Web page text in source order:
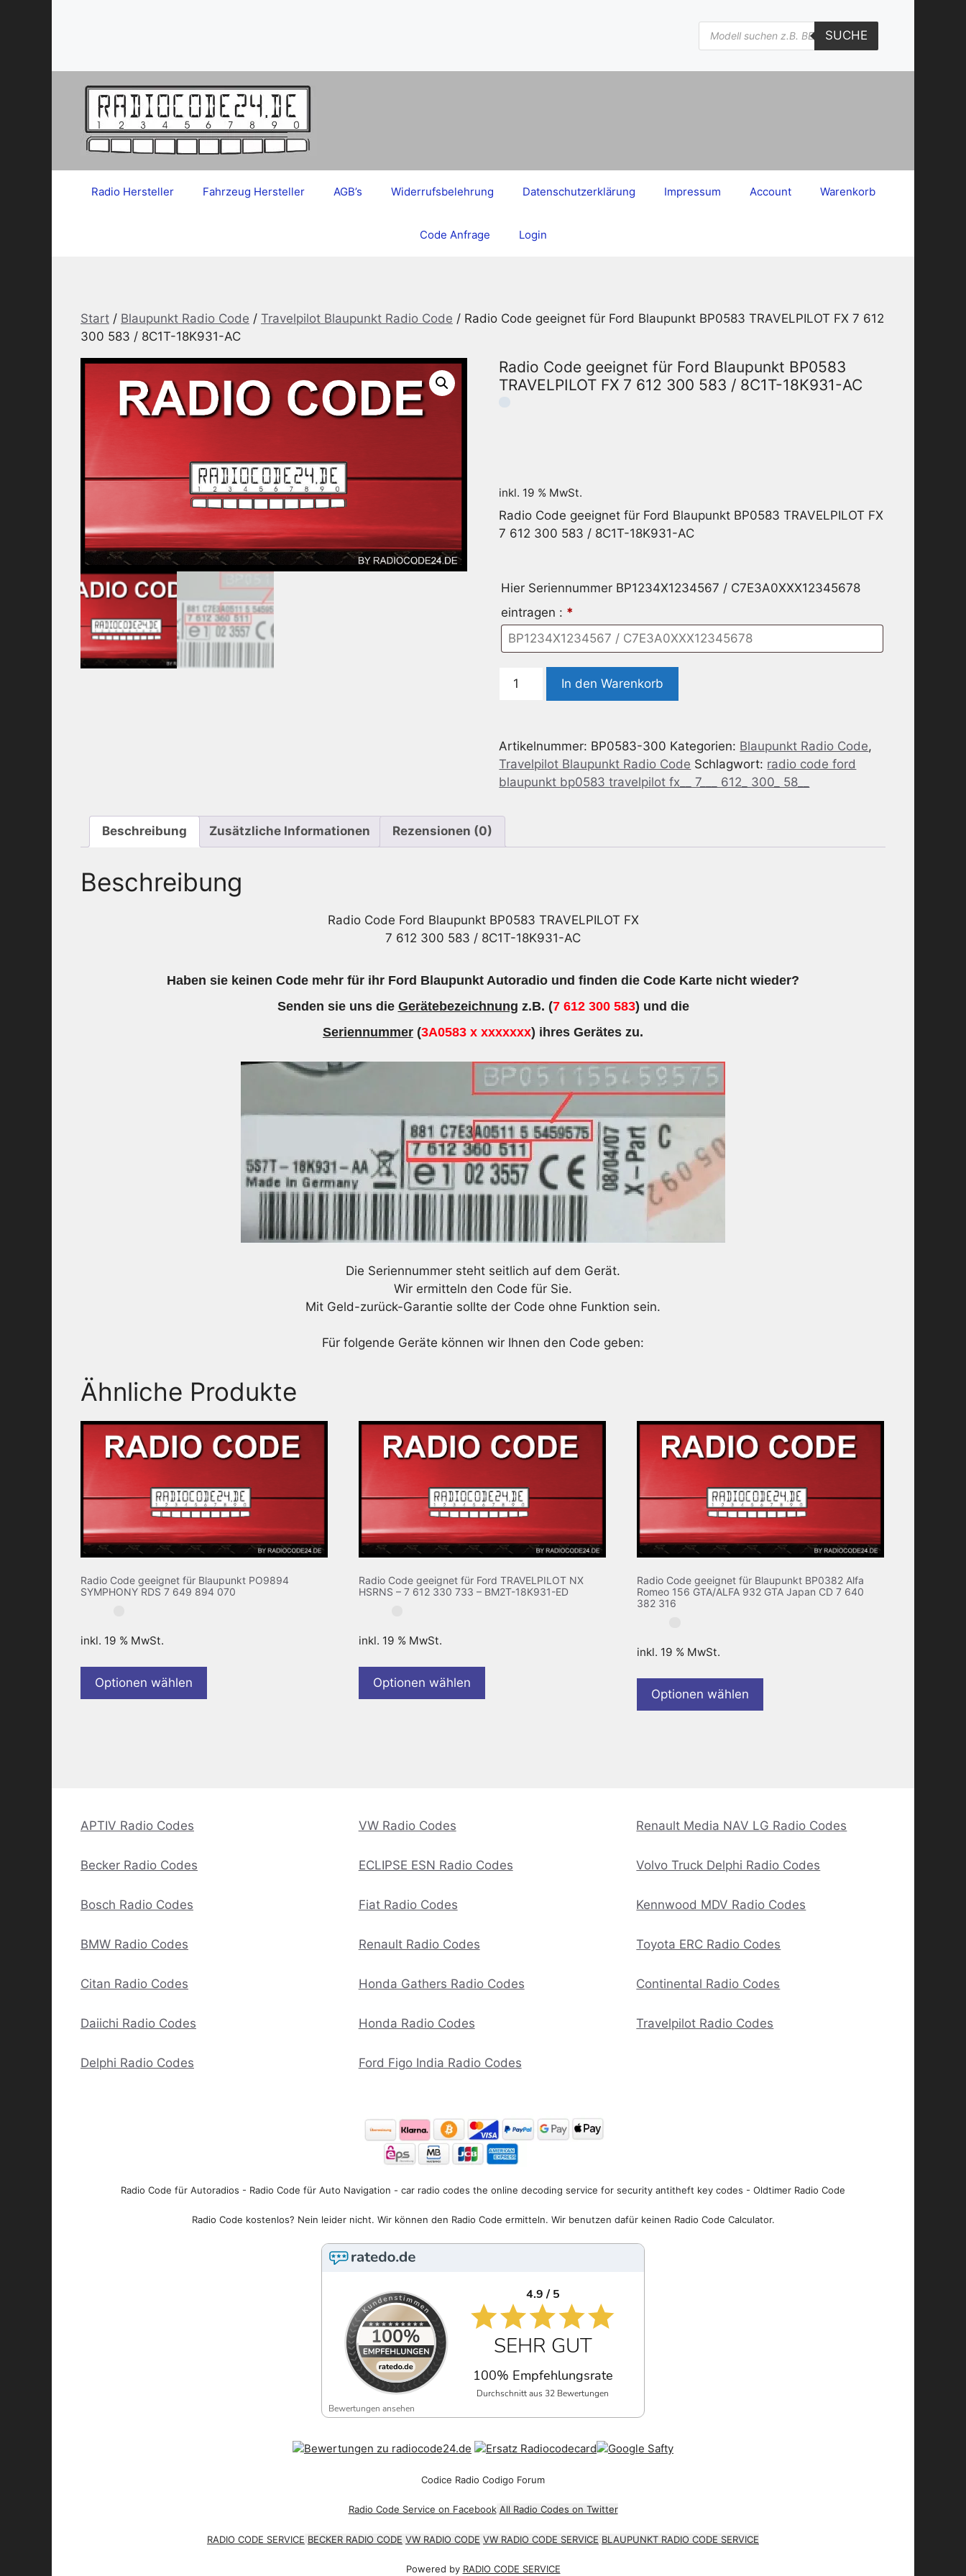
Products
search
SUCHE
Radio Hersteller Fahrzeug Hersteller AGB’s Widerrufsbelehrung Datenschutzerklärung Impressum Account Warenkorb
Code Anfrage Login
Start / Blaupunkt Radio Code / Travelpilot Blaupunkt Radio Code / Radio Code geeignet für Ford Blaupunkt BP0583 TRAVELPILOT FX 7 612
300 583 / 8C1T-18K931-AC
Radio Code geeignet für Ford Blaupunkt BP0583
TRAVELPILOT FX 7 612 300 583 / 8C1T-18K931-AC
inkl. 19 % MwSt.
Radio Code geeignet für Ford Blaupunkt BP0583 TRAVELPILOT FX
7 612 300 583 / 8C1T-18K931-AC
Hier Seriennummer BP1234X1234567 / C7E3A0XXX12345678
eintragen : *
Code
Ford
Blaupunkt
BP0583
FX
8C1T-
18K931-
Menge
In den Warenkorb
Artikelnummer: BP0583-300 Kategorien: Blaupunkt Radio Code,
Travelpilot Blaupunkt Radio Code Schlagwort: radio code ford
blaupunkt bp0583 travelpilot fx__ 7___ 612_ 300_ 58__
Beschreibung Zusätzliche Informationen Rezensionen (0)
Beschreibung
Radio Code Ford Blaupunkt BP0583 TRAVELPILOT FX
7 612 300 583 / 8C1T-18K931-AC
Haben sie keinen Code mehr für ihr Ford Blaupunkt Autoradio und finden die Code Karte nicht wieder?
Senden sie uns die Gerätebezeichnung z.B. (7 612 300 583) und die
Seriennummer (3A0583 x xxxxxxx) ihres Gerätes zu.
Die Seriennummer steht seitlich auf dem Gerät.
Wir ermitteln den Code für Sie.
Mit Geld-zurück-Garantie sollte der Code ohne Funktion sein.
Für folgende Geräte können wir Ihnen den Code geben:
Ähnliche Produkte
Radio Code geeignet für Blaupunkt PO9894
SYMPHONY RDS 7 649 894 070
inkl. 19 % MwSt.
Optionen wählen
Radio Code geeignet für Ford TRAVELPILOT NX
HSRNS – 7 612 330 733 – BM2T-18K931-ED
inkl. 19 % MwSt.
Optionen wählen
Radio Code geeignet für Blaupunkt BP0382 Alfa
Romeo 156 GTA/ALFA 932 GTA Japan CD 7 640
382 316
inkl. 19 % MwSt.
Optionen wählen
APTIV Radio Codes
Becker Radio Codes
Bosch Radio Codes
BMW Radio Codes
Citan Radio Codes
Daiichi Radio Codes
Delphi Radio Codes
VW Radio Codes
ECLIPSE ESN Radio Codes
Fiat Radio Codes
Renault Radio Codes
Honda Gathers Radio Codes
Honda Radio Codes
Ford Figo India Radio Codes
Renault Media NAV LG Radio Codes
Volvo Truck Delphi Radio Codes
Kennwood MDV Radio Codes
Toyota ERC Radio Codes
Continental Radio Codes
Travelpilot Radio Codes
Radio Code für Autoradios - Radio Code für Auto Navigation - car radio codes the online decoding service for security antitheft key codes - Oldtimer Radio Code
Radio Code kostenlos? Nein leider nicht. Wir können den Radio Code ermitteln. Wir benutzen dafür keinen Radio Code Calculator.
4.9 / 5
SEHR GUT
100% Empfehlungsrate
Durchschnitt aus 32 Bewertungen
Bewertungen ansehen
Codice Radio Codigo Forum
Radio Code Service on Facebook All Radio Codes on Twitter
RADIO CODE SERVICE BECKER RADIO CODE VW RADIO CODE VW RADIO CODE SERVICE BLAUPUNKT RADIO CODE SERVICE
Powered by RADIO CODE SERVICE